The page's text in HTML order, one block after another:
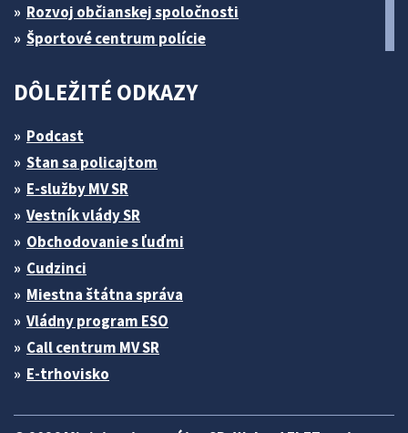
Rozvoj občianskej spoločnosti
Športové centrum polície
DÔLEŽITÉ ODKAZY
Podcast
Stan sa policajtom
E-služby MV SR
Vestník vlády SR
Obchodovanie s ľuďmi
Cudzinci
Miestna štátna správa
Vládny program ESO
Call centrum MV SR
E-trhovisko